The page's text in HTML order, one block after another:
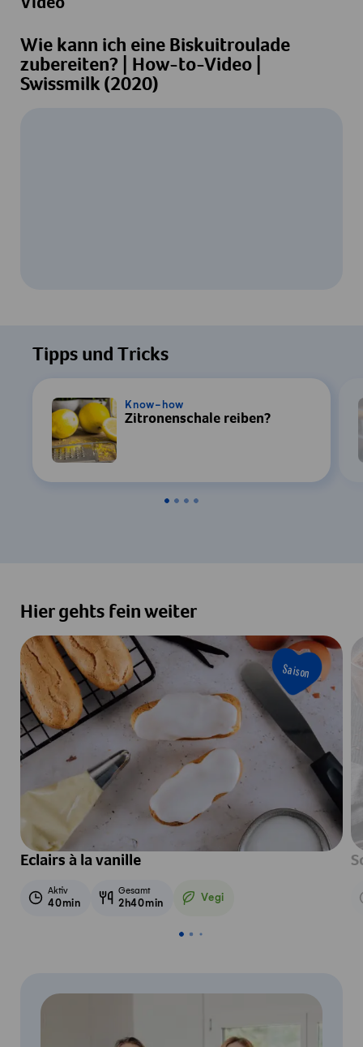
Video
Wie kann ich eine Biskuitroulade
zubereiten? | How-to-Video |
Swissmilk (2020)
Ihre Zustimmung zur Datenverarbeitung
durch YouTube erforderlich. Details finden
Einstellungen
Tipps und Tricks
Know-how
Zitronenschale reiben?
Hier gehts fein weiter
Saison
Eclairs à la vanille
Aktiv
40min
Gesamt
2h40min Vegi
Vegetarisch